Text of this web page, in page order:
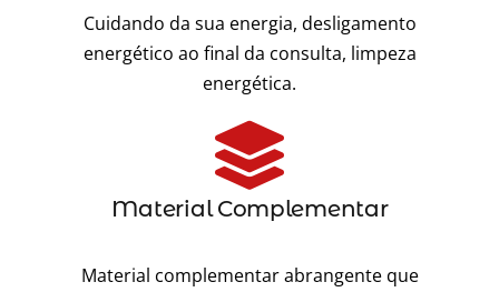
Cuidando da sua energia, desligamento
energético ao final da consulta, limpeza
energética.
Material Complementar
Material complementar abrangente que